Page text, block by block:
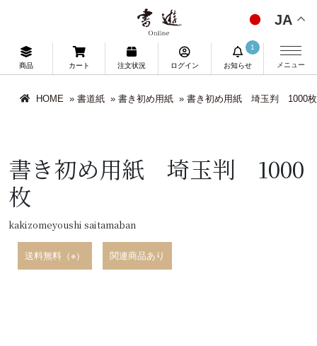
JA
商品 カート 注文状況 ログイン お知らせ
1
メニュー
HOME » 書道紙 » 書き初め用紙 » 書き初め用紙 埼玉判 1000枚
書き初め用紙 埼玉判 1000
枚
kakizomeyoushi saitamaban
送料無料（※） 関連商品あり